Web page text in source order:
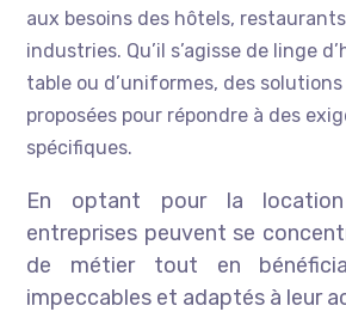
aux besoins des hôtels,
industries. Qu’il s’agisse de linge
table ou d’uniformes, des
proposées pour répondre à des
spécifiques.
En optant pour la
entreprises peuvent se
de métier tout en
impeccables et adaptés à leur